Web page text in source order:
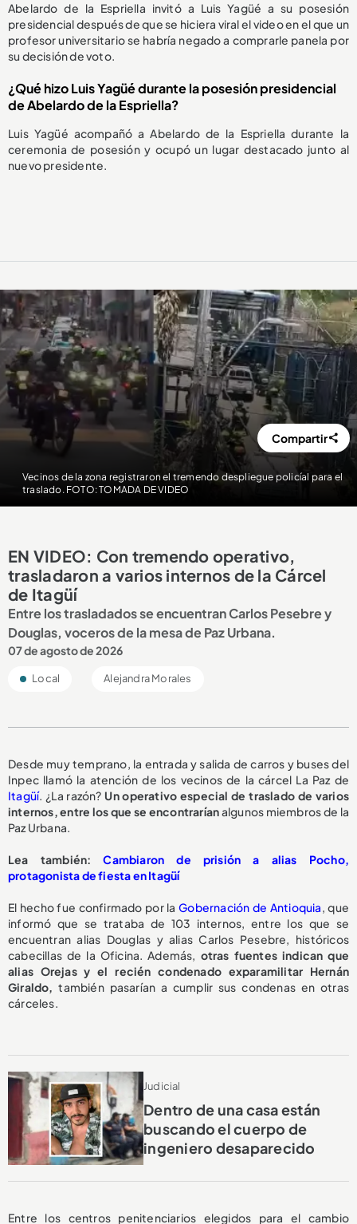
Abelardo de la Espriella invitó a Luis Yagüé a su posesión
presidencial después de que se hiciera viral el video en el que un
profesor universitario se habría negado a comprarle panela por
su decisión de voto.
¿Qué hizo Luis Yagüé durante la posesión presidencial
de Abelardo de la Espriella?
Luis Yagüé acompañó a Abelardo de la Espriella durante la
ceremonia de posesión y ocupó un lugar destacado junto al
nuevo presidente.
Vecinos de la zona registraron el tremendo despliegue policíal para el
traslado. FOTO: TOMADA DE VIDEO
Compartir
EN VIDEO: Con tremendo operativo,
trasladaron a varios internos de la Cárcel
de Itagüí
Entre los trasladados se encuentran Carlos Pesebre y
Douglas, voceros de la mesa de Paz Urbana.
07 de agosto de 2026
Local Alejandra Morales
Desde muy temprano, la entrada y salida de carros y buses del
Inpec llamó la atención de los vecinos de la cárcel La Paz de
Itagüí. ¿La razón? Un operativo especial de traslado de varios
internos, entre los que se encontraríanalgunos miembros de la
Paz Urbana.
Lea también:Cambiaron de prisión a alias Pocho,
protagonista de fiesta en Itagüí
El hecho fue confirmado por laGobernación de Antioquia, que
informó que se trataba de 103 internos, entre los que se
encuentran alias Douglas y alias Carlos Pesebre, históricos
cabecillas de la Oficina. Además, otras fuentes indican que
alias Orejas y el recién condenado exparamilitar Hernán
Giraldo,también pasarían a cumplir sus condenas en otras
cárceles.
Judicial
Dentro de una casa están
buscando el cuerpo de
ingeniero desaparecido
Entre los centros penitenciarios elegidos para el cambio